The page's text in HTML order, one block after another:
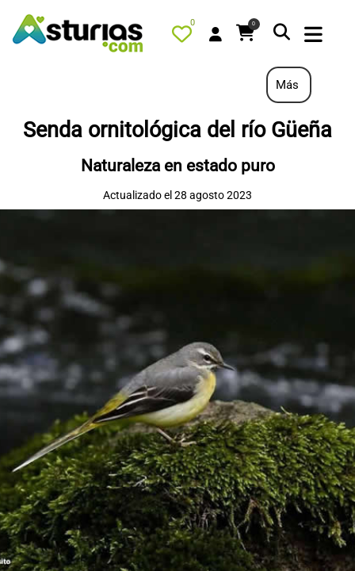
0 0
QUÉ HACER
ALOJAMIENTOS
TIENDA
AGENDA
OFERTAS
CONTACTO
Más
Senda ornitológica del río Güeña
Naturaleza en estado puro
Actualizado el 28 agosto 2023